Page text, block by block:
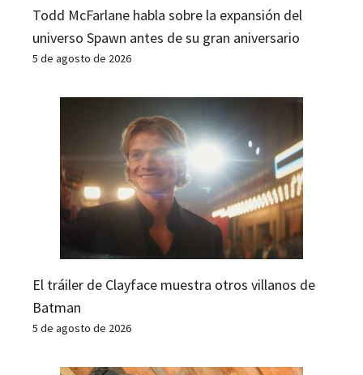
Todd McFarlane habla sobre la expansión del
universo Spawn antes de su gran aniversario
5 de agosto de 2026
El tráiler de Clayface muestra otros villanos de
Batman
5 de agosto de 2026